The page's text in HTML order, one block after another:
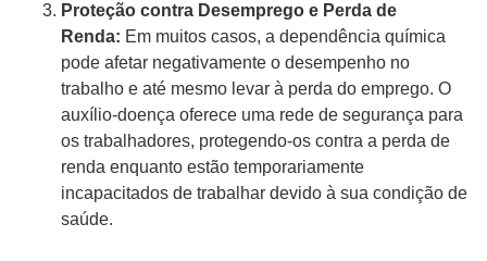
Proteção contra Desemprego e Perda de
Renda: Em muitos casos, a dependência química
pode afetar negativamente o desempenho no
trabalho e até mesmo levar à perda do emprego. O
auxílio-doença oferece uma rede de segurança para
os trabalhadores, protegendo-os contra a perda de
renda enquanto estão temporariamente
incapacitados de trabalhar devido à sua condição de
saúde.